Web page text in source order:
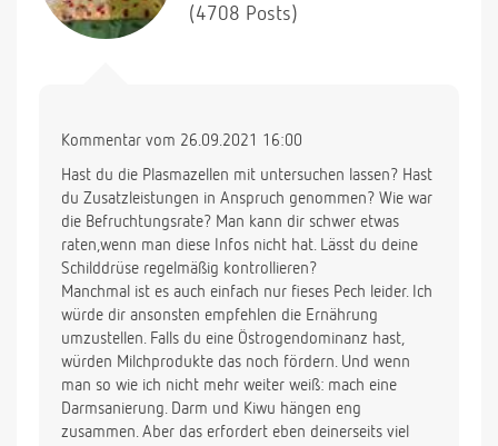
(4708 Posts)
Kommentar vom 26.09.2021 16:00
Hast du die Plasmazellen mit untersuchen lassen? Hast
du Zusatzleistungen in Anspruch genommen? Wie war
die Befruchtungsrate? Man kann dir schwer etwas
raten,wenn man diese Infos nicht hat. Lässt du deine
Schilddrüse regelmäßig kontrollieren?
Manchmal ist es auch einfach nur fieses Pech leider. Ich
würde dir ansonsten empfehlen die Ernährung
umzustellen. Falls du eine Östrogendominanz hast,
würden Milchprodukte das noch fördern. Und wenn
man so wie ich nicht mehr weiter weiß: mach eine
Darmsanierung. Darm und Kiwu hängen eng
zusammen. Aber das erfordert eben deinerseits viel